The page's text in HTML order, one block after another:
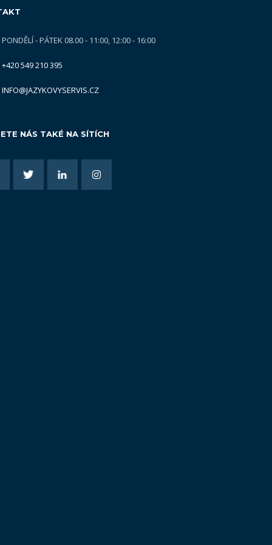
PONDĚLÍ - PÁTEK 08.00 - 11:00, 12:00 - 16:00
+420 549 210 395
INFO@JAZYKOVYSERVIS.CZ
NÁS TAKÉ NA SÍTÍCH